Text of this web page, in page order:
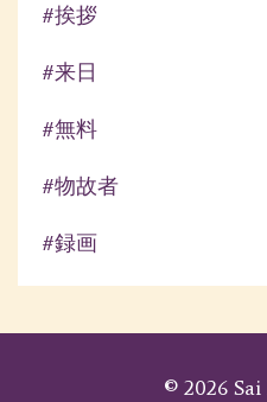
#挨拶
#来日
#無料
#物故者
#録画
© 2026